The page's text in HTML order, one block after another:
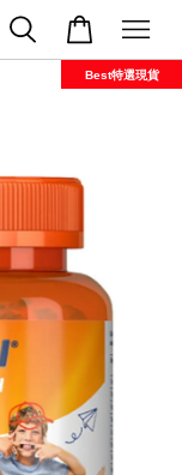
Best特選現貨